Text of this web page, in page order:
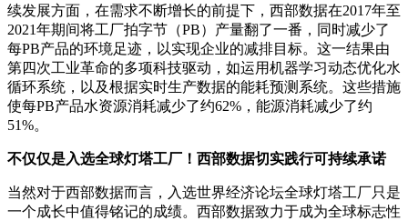
续发展方面，在需求不断增长的前提下，西部数据在2017年至
2021年期间将工厂拍字节（PB）产量翻了一番，同时减少了
每PB产品的环境足迹，以实现企业的减排目标。这一结果由
第四次工业革命的多项科技驱动，如运用机器学习动态优化水
循环系统，以及根据实时生产数据的能耗预测系统。这些措施
使每PB产品水资源消耗减少了约62%，能源消耗减少了约
51%。
不仅仅是入选全球灯塔工厂！西部数据切实践行可持续承诺
当然对于西部数据而言，入选世界经济论坛全球灯塔工厂只是
一个成长中值得铭记的成绩。西部数据致力于成为全球标志性